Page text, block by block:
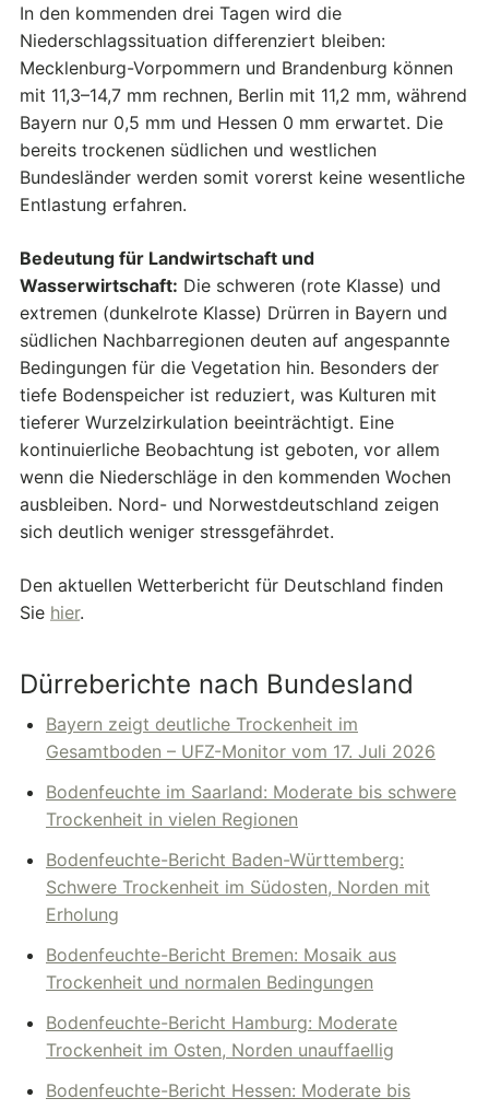
In den kommenden drei Tagen wird die
Niederschlagssituation differenziert bleiben:
Mecklenburg-Vorpommern und Brandenburg können
mit 11,3–14,7 mm rechnen, Berlin mit 11,2 mm, während
Bayern nur 0,5 mm und Hessen 0 mm erwartet. Die
bereits trockenen südlichen und westlichen
Bundesländer werden somit vorerst keine wesentliche
Entlastung erfahren.
Bedeutung für Landwirtschaft und
Wasserwirtschaft: Die schweren (rote Klasse) und
extremen (dunkelrote Klasse) Drürren in Bayern und
südlichen Nachbarregionen deuten auf angespannte
Bedingungen für die Vegetation hin. Besonders der
tiefe Bodenspeicher ist reduziert, was Kulturen mit
tieferer Wurzelzirkulation beeinträchtigt. Eine
kontinuierliche Beobachtung ist geboten, vor allem
wenn die Niederschläge in den kommenden Wochen
ausbleiben. Nord- und Norwestdeutschland zeigen
sich deutlich weniger stressgefährdet.
Den aktuellen Wetterbericht für Deutschland finden
Sie hier.
Dürreberichte nach Bundesland
Bayern zeigt deutliche Trockenheit im
Gesamtboden – UFZ-Monitor vom 17. Juli 2026
Bodenfeuchte im Saarland: Moderate bis schwere
Trockenheit in vielen Regionen
Bodenfeuchte-Bericht Baden-Württemberg:
Schwere Trockenheit im Südosten, Norden mit
Erholung
Bodenfeuchte-Bericht Bremen: Mosaik aus
Trockenheit und normalen Bedingungen
Bodenfeuchte-Bericht Hamburg: Moderate
Trockenheit im Osten, Norden unauffaellig
Bodenfeuchte-Bericht Hessen: Moderate bis